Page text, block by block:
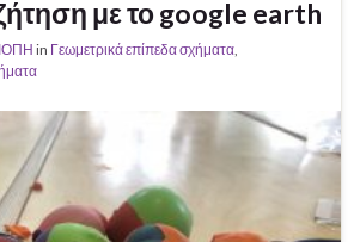
με το google earth
in Γεωμετρικά επίπεδα σχήματα